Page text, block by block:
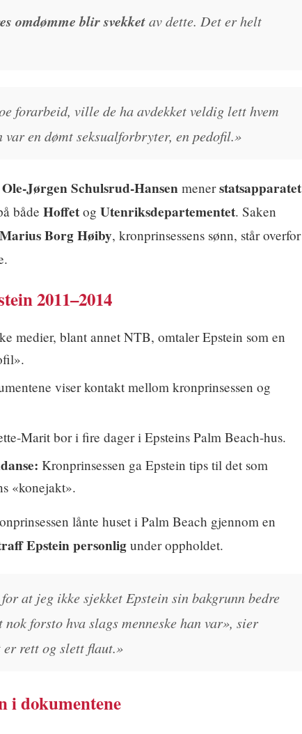
omdømme blir svekketav dette. Det er helt
forarbeid, ville de ha avdekket veldig lett hvem
var en dømt seksualforbryter, en pedofil.»
Ole-Jørgen Schulsrud-Hansen menerstatsapparatet
både Hoffet og Utenriksdepartementet. Saken
Marius Borg Høiby, kronprinsessens sønn, står overfor
2011–2014
medier, blant annet NTB, omtaler Epstein som en
viser kontakt mellom kronprinsessen og
Marit bor i fire dager i Epsteins Palm Beach-hus.
Kronprinsessen ga Epstein tips til det som
«konejakt».
lånte huset i Palm Beach gjennom en
Epstein personlig under oppholdet.
at jeg ikke sjekket Epstein sin bakgrunn bedre
forsto hva slags menneske han var», sier
rett og slett flaut.»
i dokumentene